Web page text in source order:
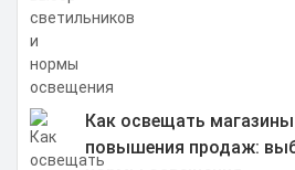
Как освещать
повышения продаж: